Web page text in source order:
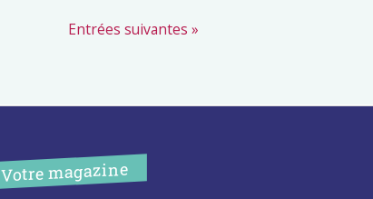
Entrées suivantes »
Votre magazine